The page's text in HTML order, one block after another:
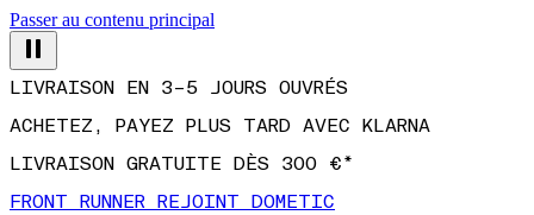
Passer au contenu principal
ACHETEZ, PAYEZ PLUS TARD AVEC KLARNA
LIVRAISON GRATUITE DÈS 300 €*
FRONT RUNNER REJOINT DOMETIC
LIVRAISON EN 3–5 JOURS OUVRÉS